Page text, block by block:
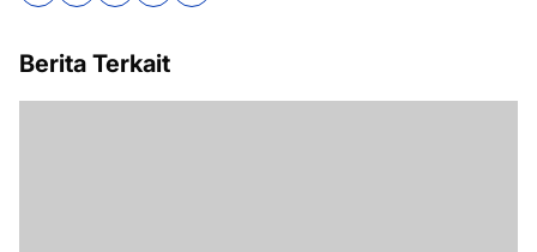
Berita Terkait